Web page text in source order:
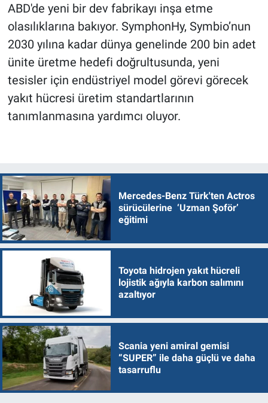
ABD'de yeni bir dev fabrikayı inşa etme
olasılıklarına bakıyor. SymphonHy, Symbio’nun
2030 yılına kadar dünya genelinde 200 bin adet
ünite üretme hedefi doğrultusunda, yeni
tesisler için endüstriyel model görevi görecek
yakıt hücresi üretim standartlarının
tanımlanmasına yardımcı oluyor.
Mercedes-Benz Türk'ten Actros
sürücülerine ‘Uzman Şoför’
eğitimi
Toyota hidrojen yakıt hücreli
lojistik ağıyla karbon salımını
azaltıyor
Scania yeni amiral gemisi
“SUPER” ile daha güçlü ve daha
tasarruflu